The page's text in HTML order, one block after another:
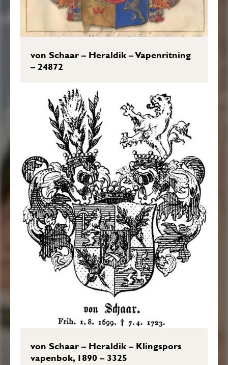
von Schaar – Heraldik – Vapenritning
– 24872
von Schaar – Heraldik – Klingspors
vapenbok, 1890 – 3325